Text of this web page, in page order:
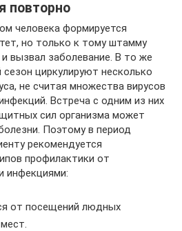
повторно
человека формируется
но только к тому штамму
вызвал заболевание. В то же
циркулируют несколько
не считая множества вирусов
Встреча с одним из них
сил организма может
Поэтому в период
рекомендуется
профилактики от
инфекциями:
от посещений людных